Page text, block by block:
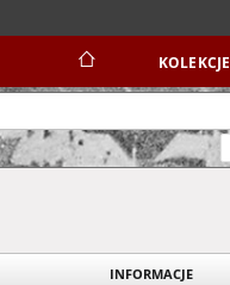
KOLEKCJE
INFORMACJE